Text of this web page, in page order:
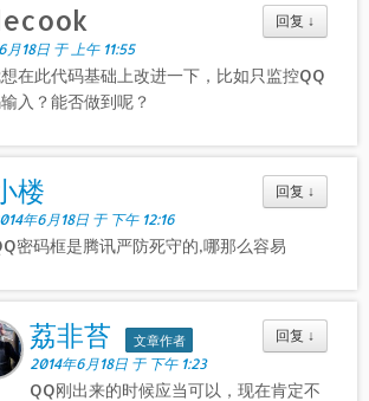
回复 ↓
月18日 于 上午 11:55
在此代码基础上改进一下，比如只监控QQ
入？能否做到呢？
回复 ↓
楼
年6月18日 于 下午 12:16
密码框是腾讯严防死守的,哪那么容易
回复 ↓
荔非苔
文章作者
2014年6月18日 于 下午 1:23
QQ刚出来的时候应当可以，现在肯定不